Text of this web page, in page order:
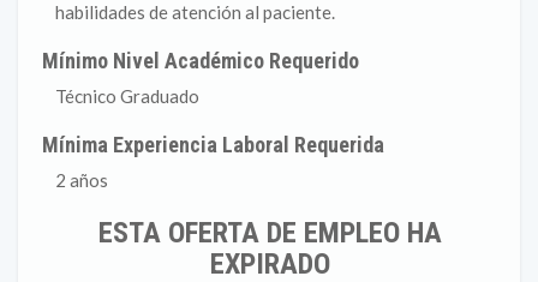
habilidades de atención al paciente.
Mínimo Nivel Académico Requerido
Técnico Graduado
Mínima Experiencia Laboral Requerida
2 años
ESTA OFERTA DE EMPLEO HA
EXPIRADO